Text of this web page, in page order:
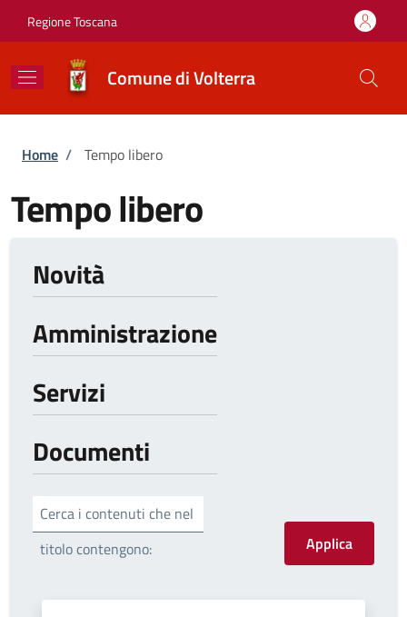
Regione Toscana
Comune di Volterra
Briciole di pane
Home / Tempo libero
Tempo libero
Novità
Amministrazione
Servizi
Documenti
Cerca i contenuti che nel
titolo contengono: